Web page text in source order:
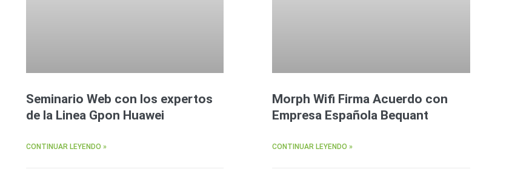
Seminario Web con los expertos
de la Linea Gpon Huawei
CONTINUAR LEYENDO »
Morph Wifi Firma Acuerdo con
Empresa Española Bequant
CONTINUAR LEYENDO »